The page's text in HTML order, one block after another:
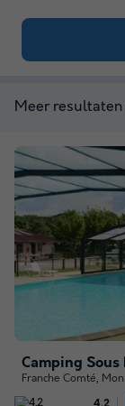
Meer resultaten
Camping Sous
Franche Comté,